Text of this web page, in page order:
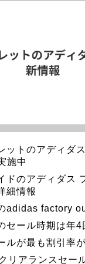
ットのアディダ
施中
ドのアディダス
細情報
adidas factory
セール時期は年4
ルが最も割引率
リアランスセー